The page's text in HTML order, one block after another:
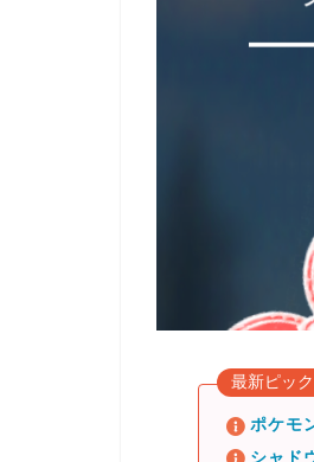
最新ピッ
ポケモ
シャド